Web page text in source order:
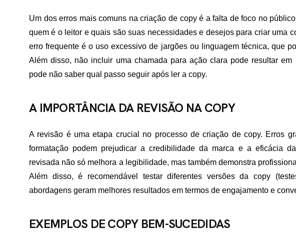
Um dos erros mais comuns na criação de copy é a falta de foco no
quem é o leitor e quais são suas necessidades e desejos para criar uma
erro frequente é o uso excessivo de jargões ou linguagem técnica, que
Além disso, não incluir uma chamada para ação clara pode resultar
pode não saber qual passo seguir após ler a copy.
A IMPORTÂNCIA DA REVISÃO NA COPY
A revisão é uma etapa crucial no processo de criação de copy. Erros
formatação podem prejudicar a credibilidade da marca e a eficácia
revisada não só melhora a legibilidade, mas também demonstra
Além disso, é recomendável testar diferentes versões da copy
abordagens geram melhores resultados em termos de engajamento e
EXEMPLOS DE COPY BEM-SUCEDIDAS